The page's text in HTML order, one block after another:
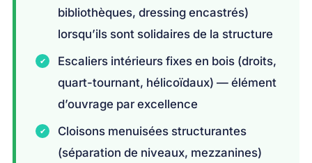
bibliothèques, dressing encastrés)
lorsqu’ils sont solidaires de la structure
Escaliers intérieurs fixes en bois (droits,
quart-tournant, hélicoïdaux) — élément
d’ouvrage par excellence
Cloisons menuisées structurantes
(séparation de niveaux, mezzanines)